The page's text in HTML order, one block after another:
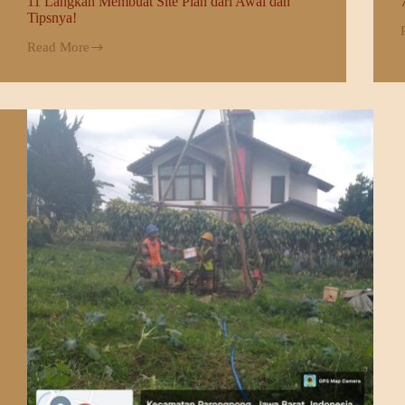
Tipsnya!
Read More
11
Membuat
Plan
dari
Awal